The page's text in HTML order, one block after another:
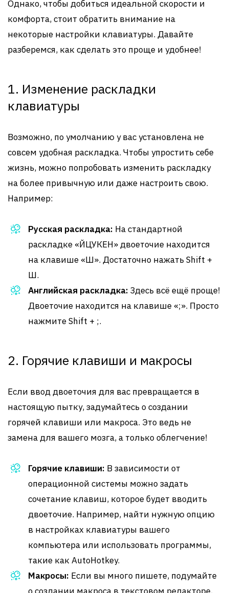
Однако, чтобы добиться идеальной скорости и
комфорта, стоит обратить внимание на
некоторые настройки клавиатуры. Давайте
разберемся, как сделать это проще и удобнее!
1. Изменение раскладки
клавиатуры
Возможно, по умолчанию у вас установлена не
совсем удобная раскладка. Чтобы упростить себе
жизнь, можно попробовать изменить раскладку
на более привычную или даже настроить свою.
Например:
Русская раскладка: На стандартной
раскладке «ЙЦУКЕН» двоеточие находится
на клавише «Ш». Достаточно нажать Shift +
Ш.
Английская раскладка: Здесь всё ещё проще!
Двоеточие находится на клавише «;». Просто
нажмите Shift + ;.
2. Горячие клавиши и макросы
Если ввод двоеточия для вас превращается в
настоящую пытку, задумайтесь о создании
горячей клавиши или макроса. Это ведь не
замена для вашего мозга, а только облегчение!
Горячие клавиши: В зависимости от
операционной системы можно задать
сочетание клавиш, которое будет вводить
двоеточие. Например, найти нужную опцию
в настройках клавиатуры вашего
компьютера или использовать программы,
такие как AutoHotkey.
Макросы: Если вы много пишете, подумайте